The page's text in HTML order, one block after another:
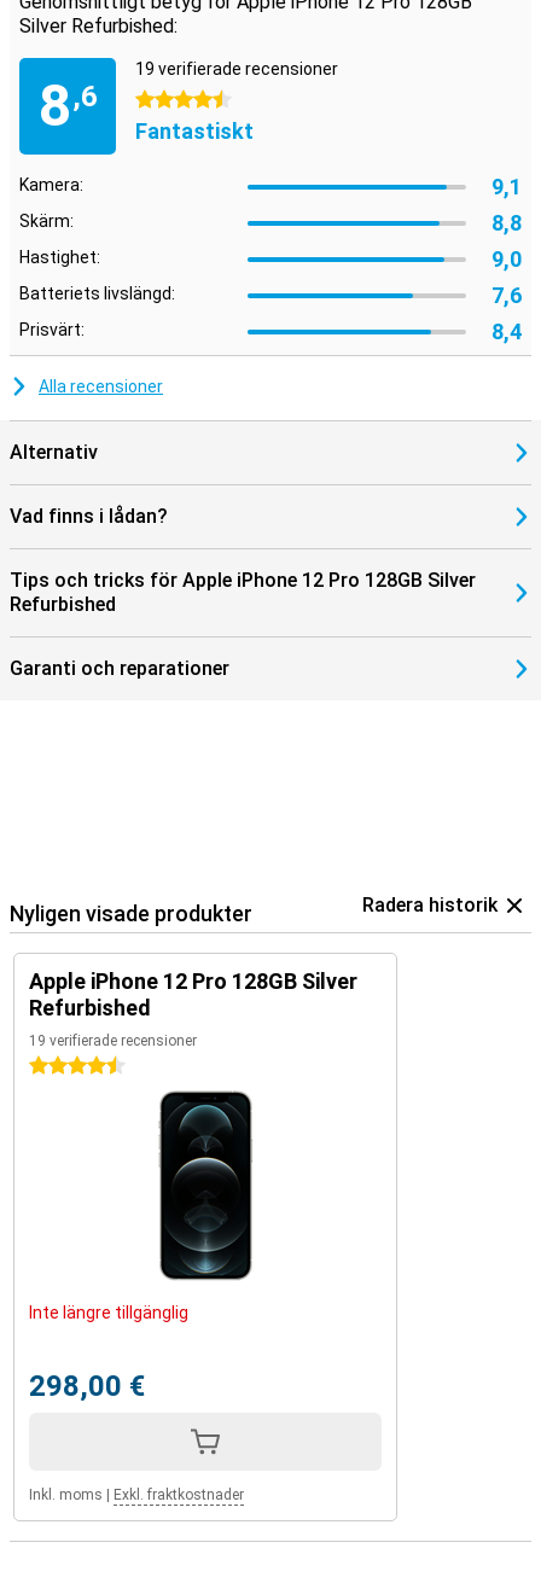
Silver Refurbished:
8,6
19 verifierade recensioner
4.5 stjärnor
Fantastiskt
Kamera: 9,1
Skärm: 8,8
Hastighet: 9,0
Batteriets livslängd: 7,6
Prisvärt: 8,4
Alla recensioner
Alternativ
Vad finns i lådan?
Tips och tricks för Apple iPhone 12 Pro 128GB Silver
Refurbished
Garanti och reparationer
Nyligen visade produkter Radera historik
Apple iPhone 12 Pro 128GB Silver
Refurbished
19 verifierade recensioner
4.5 stjärnor
Inte längre tillgänglig
298,00 €
Inkl. moms Exkl. fraktkostnader